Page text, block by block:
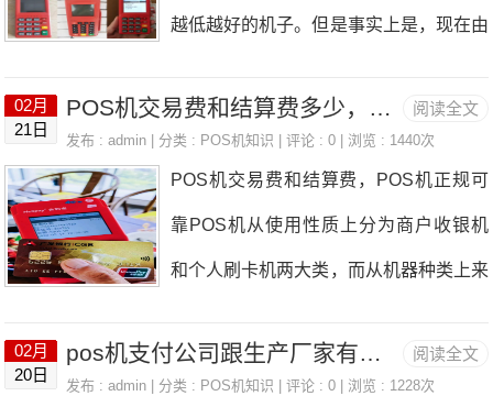
户刷卡消费多次，商户过于固定，会被银
行系统人为是套现，冻结信用卡或者降低
额度。4.整数刷卡整数刷卡肯定也是不可
以的，刷卡都是有手续费的，商品的价格
也不一而同，长期整数倍刷卡，不用银行
的。5.非营业时间刷卡POS机刷卡到账也
越低越好的机子。但是事实上是，现在由
5的费率，就已经很低了，针对一些后期
我们就来详细解读一下。一、套路机一开
始费率便宜现在POS机很多都是有套路
阅读全文
02月
21日
POS机交易费和结算费多少，哪种POS机正规可靠？
发布 : admin | 分类 : POS机知识 | 评论 : 0 | 浏览 : 1440次
POS机交易费和结算费，POS机正规可
靠POS机从使用性质上分为商户收银机
和个人刷卡机两大类，而从机器种类上来
牌支付机构不仅有自己的品牌，还有还有
阅读全文
02月
20日
pos机支付公司跟生产厂家有什么区别和关系？
发布 : admin | 分类 : POS机知识 | 评论 : 0 | 浏览 : 1228次